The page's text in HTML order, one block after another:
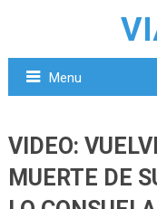
Menu
VIDEO:
MUERTE DE